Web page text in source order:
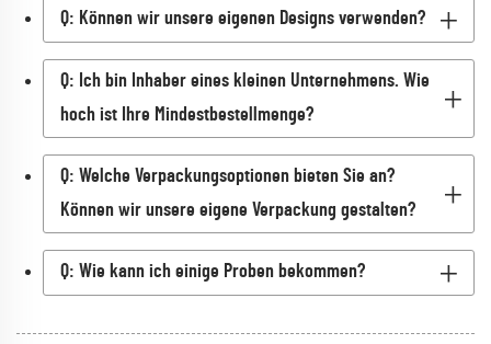
Q: Können wir unsere eigenen Designs verwenden?
Q: Ich bin Inhaber eines kleinen Unternehmens. Wie
hoch ist Ihre Mindestbestellmenge?
Q: Welche Verpackungsoptionen bieten Sie an?
Können wir unsere eigene Verpackung gestalten?
Q: Wie kann ich einige Proben bekommen?